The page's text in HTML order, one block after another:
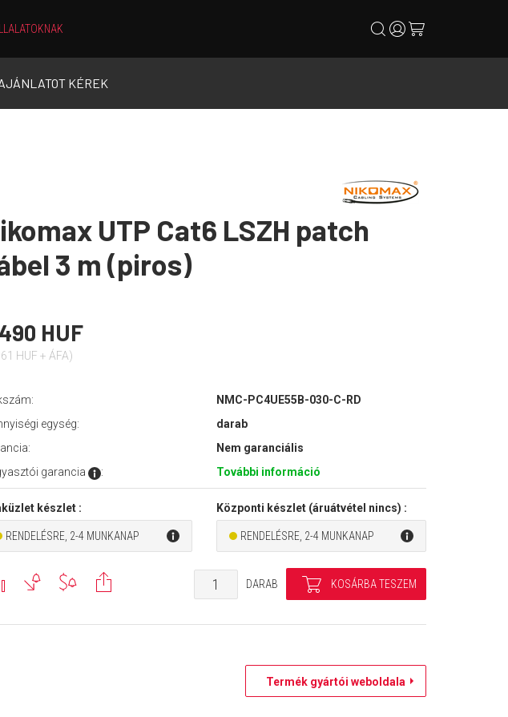
search usercart
KÉREK
UTP Cat6 LSZH patch
3 m (piros)
HUF
HUF + ÁFA)
NMC-PC4UE55B-030-C-RD
egység:
darab
Nem garanciális
garancia
: További információ
készlet :
RENDELÉSRE, 2-4 MUNKANAP
Központi készlet (áruátvétel nincs) :
RENDELÉSRE, 2-4 MUNKANAP
DARAB
Termék gyártói weboldala